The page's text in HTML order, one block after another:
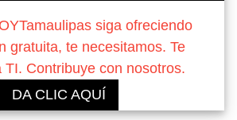
siga ofreciendo
gratuita, te necesitamos. Te
TI. Contribuye con nosotros.
DA CLIC AQUÍ